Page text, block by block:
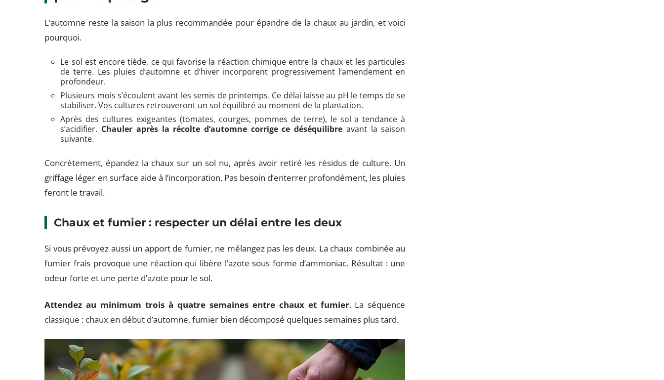
L’automne reste la saison la plus recommandée pour épandre de la chaux au jardin, et voici
pourquoi.
Le sol est encore tiède, ce qui favorise la réaction chimique entre la chaux et les particules
de terre. Les pluies d’automne et d’hiver incorporent progressivement l’amendement en
profondeur.
Plusieurs mois s’écoulent avant les semis de printemps. Ce délai laisse au pH le temps de se
stabiliser. Vos cultures retrouveront un sol équilibré au moment de la plantation.
Après des cultures exigeantes (tomates, courges, pommes de terre), le sol a tendance à
s’acidifier. Chauler après la récolte d’automne corrige ce déséquilibre avant la saison
suivante.
Concrètement, épandez la chaux sur un sol nu, après avoir retiré les résidus de culture. Un
griffage léger en surface aide à l’incorporation. Pas besoin d’enterrer profondément, les pluies
feront le travail.
Chaux et fumier : respecter un délai entre les deux
Si vous prévoyez aussi un apport de fumier, ne mélangez pas les deux. La chaux combinée au
fumier frais provoque une réaction qui libère l’azote sous forme d’ammoniac. Résultat : une
odeur forte et une perte d’azote pour le sol.
Attendez au minimum trois à quatre semaines entre chaux et fumier. La séquence
classique : chaux en début d’automne, fumier bien décomposé quelques semaines plus tard.